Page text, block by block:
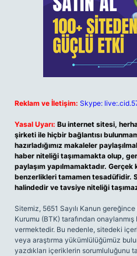
Reklam ve İletişim: Skype:
Yasal Uyarı: Bu internet sitesi,
şirketi ile hiçbir bağlantısı
hazırladığımız makaleler
haber niteliği taşımamakta olup,
paylaşım yapılmamaktadır.
benzerlikleri tamamen tesadüfidir.
halindedir ve tavsiye niteliği
Sitemiz, 5651 Sayılı Kanun
Kurumu (BTK) tarafından
vermektedir. Bu nedenle, sitedeki
veya araştırma yükümlülüğümüz
yazdıkları içeriklerin sorumluluğunu